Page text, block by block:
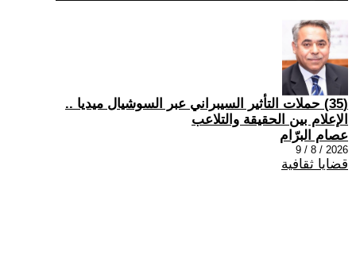
(35) حملات التأثير السيبراني عبر السوشيال ميديا ..
الإعلام بين الحقيقة والتلاعب
عصام البرّام
2026 / 8 / 9
قضايا ثقافية